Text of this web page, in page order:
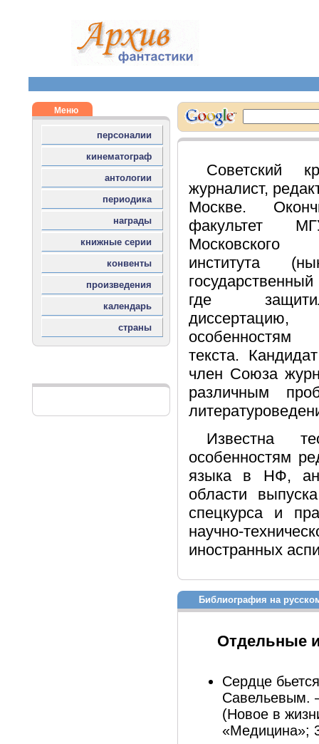
Советский
журналист,
Москве.
факультет
Московского
института
где
текста.
член Союза
различным
Известна
особенностям
языка в НФ,
области
спецкурса и
научно-
иностранных
Библиография на
Отдельные
Сердце
Савельевым.
(Новое в
«Медицина»;